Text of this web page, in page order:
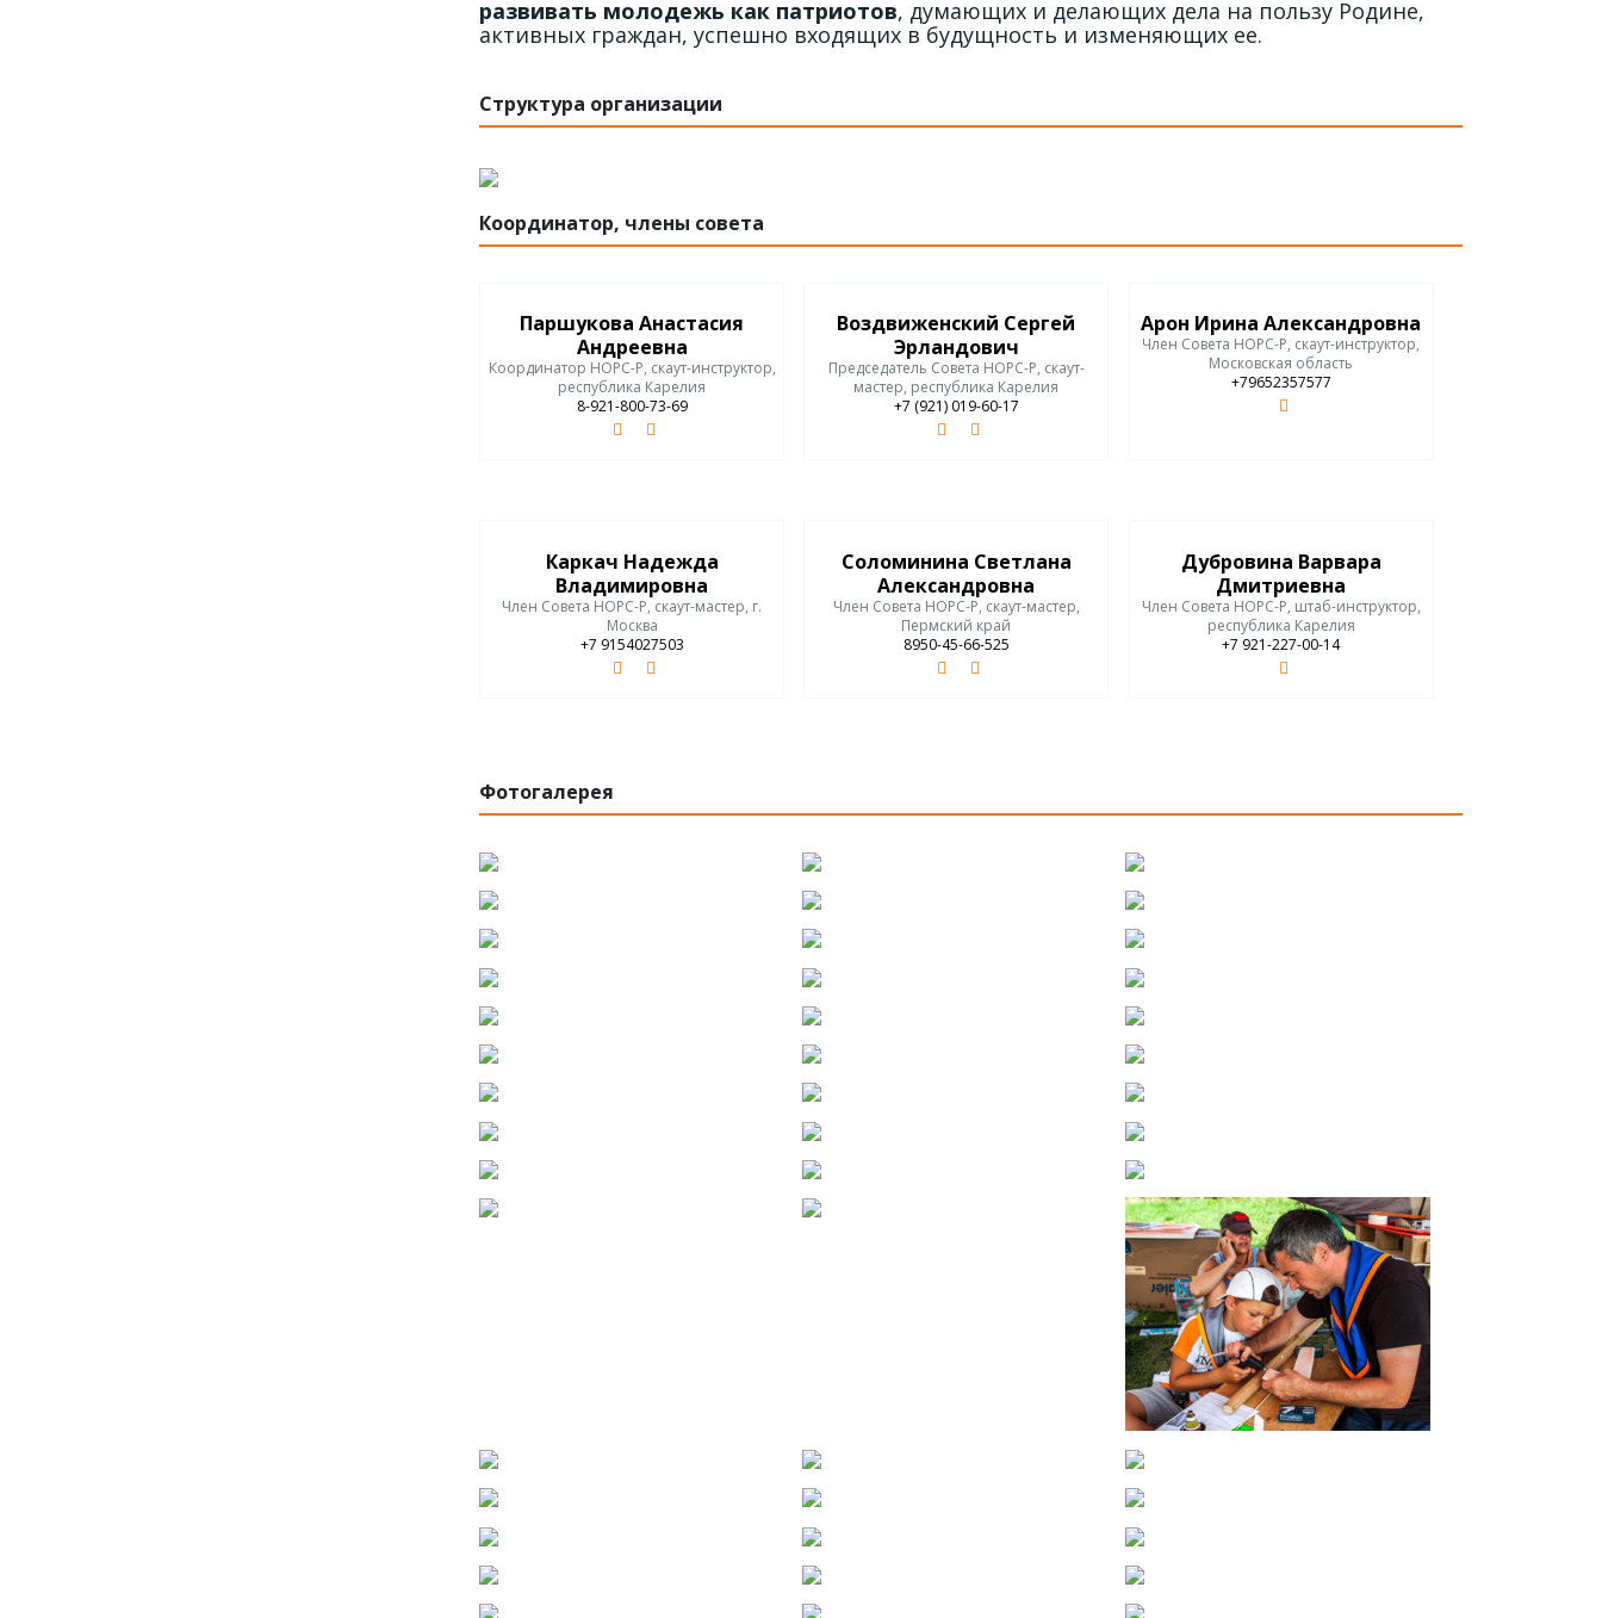
развивать молодежь как патриотов, думающих и делающих дела на пользу Родине,
активных граждан, успешно входящих в будущность и изменяющих ее.
Структура организации
Координатор, члены совета
Паршукова Анастасия
Андреевна
Координатор НОРС-Р, скаут-инструктор,
республика Карелия
8-921-800-73-69
Воздвиженский Сергей
Эрландович
Председатель Совета НОРС-Р, скаут-
мастер, республика Карелия
+7 (921) 019-60-17
Арон Ирина Александровна
Член Совета НОРС-Р, скаут-инструктор,
Московская область
+79652357577
Каркач Надежда
Владимировна
Член Совета НОРС-Р, скаут-мастер, г.
Москва
+7 9154027503
Соломинина Светлана
Александровна
Член Совета НОРС-Р, скаут-мастер,
Пермский край
8950-45-66-525
Дубровина Варвара
Дмитриевна
Член Совета НОРС-Р, штаб-инструктор,
республика Карелия
+7 921-227-00-14
Фотогалерея